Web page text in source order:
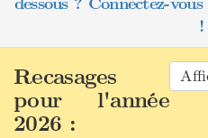
!
Recasages
pour l'année
2026 :